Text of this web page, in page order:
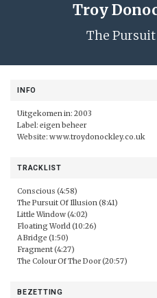
Troy
The
INFO
Uitgekomen in: 2003
Label: eigen beheer
Website: www.troydonockley.co.uk
TRACKLIST
Conscious (4:58)
The Pursuit Of Illusion (8:41)
Little Window (4:02)
Floating World (10:26)
A Bridge (1:50)
Fragment (4:27)
The Colour Of The Door (20:57)
BEZETTING